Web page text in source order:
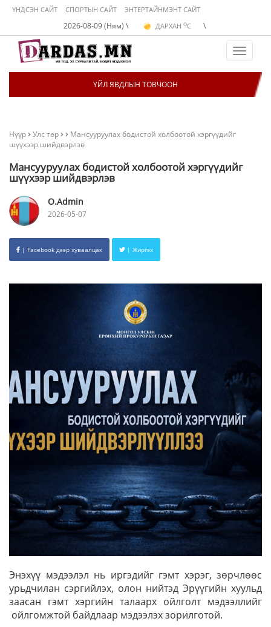
ҮНДСЭН САЙТ СПОРТЫН САЙТ ЭНТЕРТАЙНМЭНТ САЙТ
2026-08-09 (Ням) \ ДАРХАН OC
ЭРДЭНЭТ C
\
Toggle
ҮЙЛ ЯВДЛЫН ТОВЧООН
Нүүр Улс төр
Мансууруулах бодистой холбоотой хэргүүдийг
шүүхээр шийдвэрлэв
Мансууруулах бодистой холбоотой хэргүүдийг
шүүхээр шийдвэрлэв
O.Admin
2026-05-07
| Facebook дээр хуваалцах | Жиргэх
Энэхүү мэдээлэл нь иргэдийг гэмт хэрэг, зөрчлөөс
урьдчилан сэргийлэх, олон нийтэд Эрүүгийн хуульд
заасан гэмт хэргийн талаарх ойлголт мэдээллийг
ойлгомжтой байдлаар мэдээлэх зорилготой.